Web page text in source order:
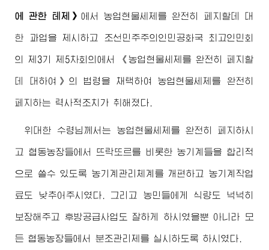
에 관한 테제》 에서 농업현물세제를 완전히 페지할데 대
한 과업을 제시하고 조선민주주의인민공화국 최고인민회
의 제3기 제5차회의에서 《농업현물세제를 완전히 페지할
데 대하여》의 법령을 채택하여 농업현물세제를 완전히
페지하는 력사적조치가 취해졌다.
위대한 수령님께서는 농업현물세제를 완전히 페지하시
고 협동농장들에서 뜨락또르를 비롯한 농기계들을 합리적
으로 쓸수 있도록 농기계관리체계를 개편하고 농기계작업
료도 낮추어주시였다. 그리고 농민들에게 식량도 넉넉히
보장해주고 후방공급사업도 잘하게 하시였을뿐 아니라 모
든 협동농장들에서 분조관리제를 실시하도록 하시였다.